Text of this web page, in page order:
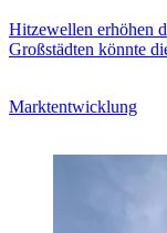
Hitzewellen erhöhen
Großstädten könnte
Marktentwicklung